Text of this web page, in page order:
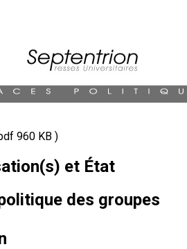
960 KB )
et État
des groupes